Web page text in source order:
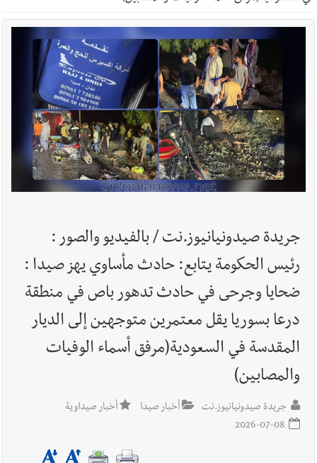
أخبار لبنان روابط القطاع العام : إضراب الاثنين احتجاجا على
تقسيط المفعول الرجعي
أخبار لبنان خلفيات توقيف السفير الفلسطيني السابق أشرف دبور:
تداخل السياسة بالقضاء ولبنان قد يسلّمه إلى السلطة
أخبار لبنان حراك ديبلوماسي للتجديد لـ اليونيفيل .. مسؤول غربي
يُحذّر من الفراغ !
أخبار صيدا إصابة شاب فلسطيني بطعنات سكين في مخيم عين
الحلوة - في منطقة صيدا وإنقاذه وإتهام إبن عمته ؟
أخبار صيدا
بالصور : غسان سركيس يرعى تخرّج فوج الفكر والإبداع
في ثانوية السفير : تعلّمت منكم حب الوطن والتمسك بالأرض ...
والجنوب هو عزة وكرامة لبنان
جريدة صيدونيانيوز.نت / بالفيديو والصور :
رئيس الحكومة يتابع: حادث مأساوي يهز صيدا :
ضحايا وجرحى في حادث تدهور باص في منطقة
درعا بسوريا يقل معتمرين متوجهين إلى الديار
المقدسة في السعودية(مرفق أسماء الوفيات
والمصابين)
جريدة صيدونيانيوز.نت أخبار صيدا
أخبار صيداوية
2026-07-08